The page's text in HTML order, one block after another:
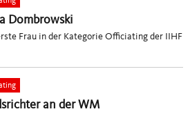
Dombrowski
Frau in der Kategorie Officiating der IIHF
an der WM